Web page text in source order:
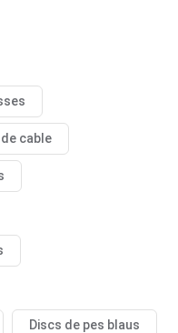
cable
Discs de pes blaus